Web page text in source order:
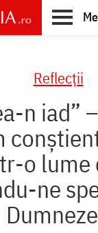
Reflecții
n iad”
o lume
ne